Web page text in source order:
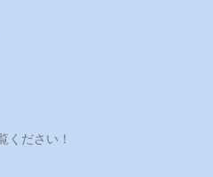
ださい！